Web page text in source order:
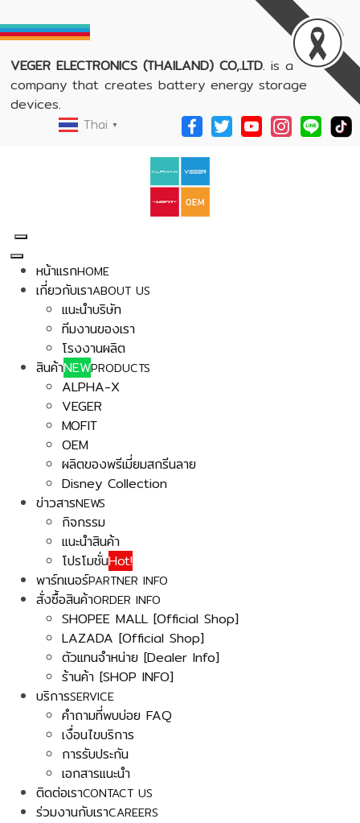
VEGER ELECTRONICS (THAILAND) CO,.LTD. is a
company that creates battery energy storage
devices.
Thai ▼
หน้าแรกHOME
เกี่ยวกับเราABOUT US
แนะนำบริษัท
ทีมงานของเรา
โรงงานผลิต
สินค้าNEWPRODUCTS
ALPHA-X
VEGER
MOFIT
OEM
ผลิตของพรีเมี่ยมสกรีนลาย
Disney Collection
ข่าวสารNEWS
กิจกรรม
แนะนำสินค้า
โปรโมชั่นHot!
พาร์ทเนอร์PARTNER INFO
สั่งซื้อสินค้าORDER INFO
SHOPEE MALL [Official Shop]
LAZADA [Official Shop]
ตัวแทนจำหน่าย [Dealer Info]
ร้านค้า [SHOP INFO]
บริการSERVICE
คำถามที่พบบ่อย FAQ
เงื่อนไขบริการ
การรับประกัน
เอกสารแนะนำ
ติดต่อเราCONTACT US
ร่วมงานกับเราCAREERS